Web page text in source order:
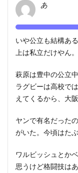
あ
いや公立も結構ある
上は私立だけやん。
萩原は豊中の公立
ラグビーは高校で
えてくるから、大
ヤンで有名だった
がいた。今頃はた
ワルビッシュとか
思うけど格闘技は